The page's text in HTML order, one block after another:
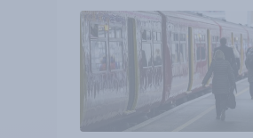
auf öffentliche
Verkehrsmittel um